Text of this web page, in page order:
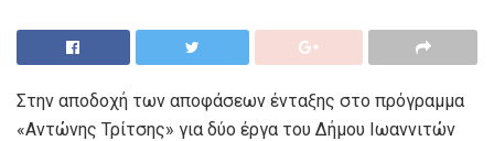
Στην αποδοχή των αποφάσεων ένταξης στο πρόγραμμα
«Αντώνης Τρίτσης» για δύο έργα του Δήμου Ιωαννιτών